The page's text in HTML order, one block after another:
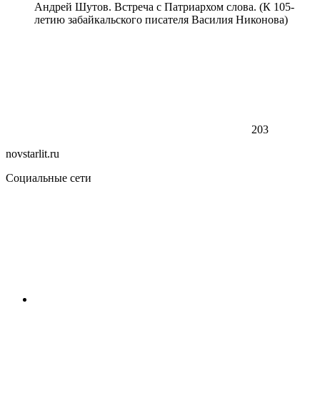
Андрей Шутов. Встреча с Патриархом слова. (К 105-
летию забайкальского писателя Василия Никонова)
203
novstarlit.ru
Социальные сети